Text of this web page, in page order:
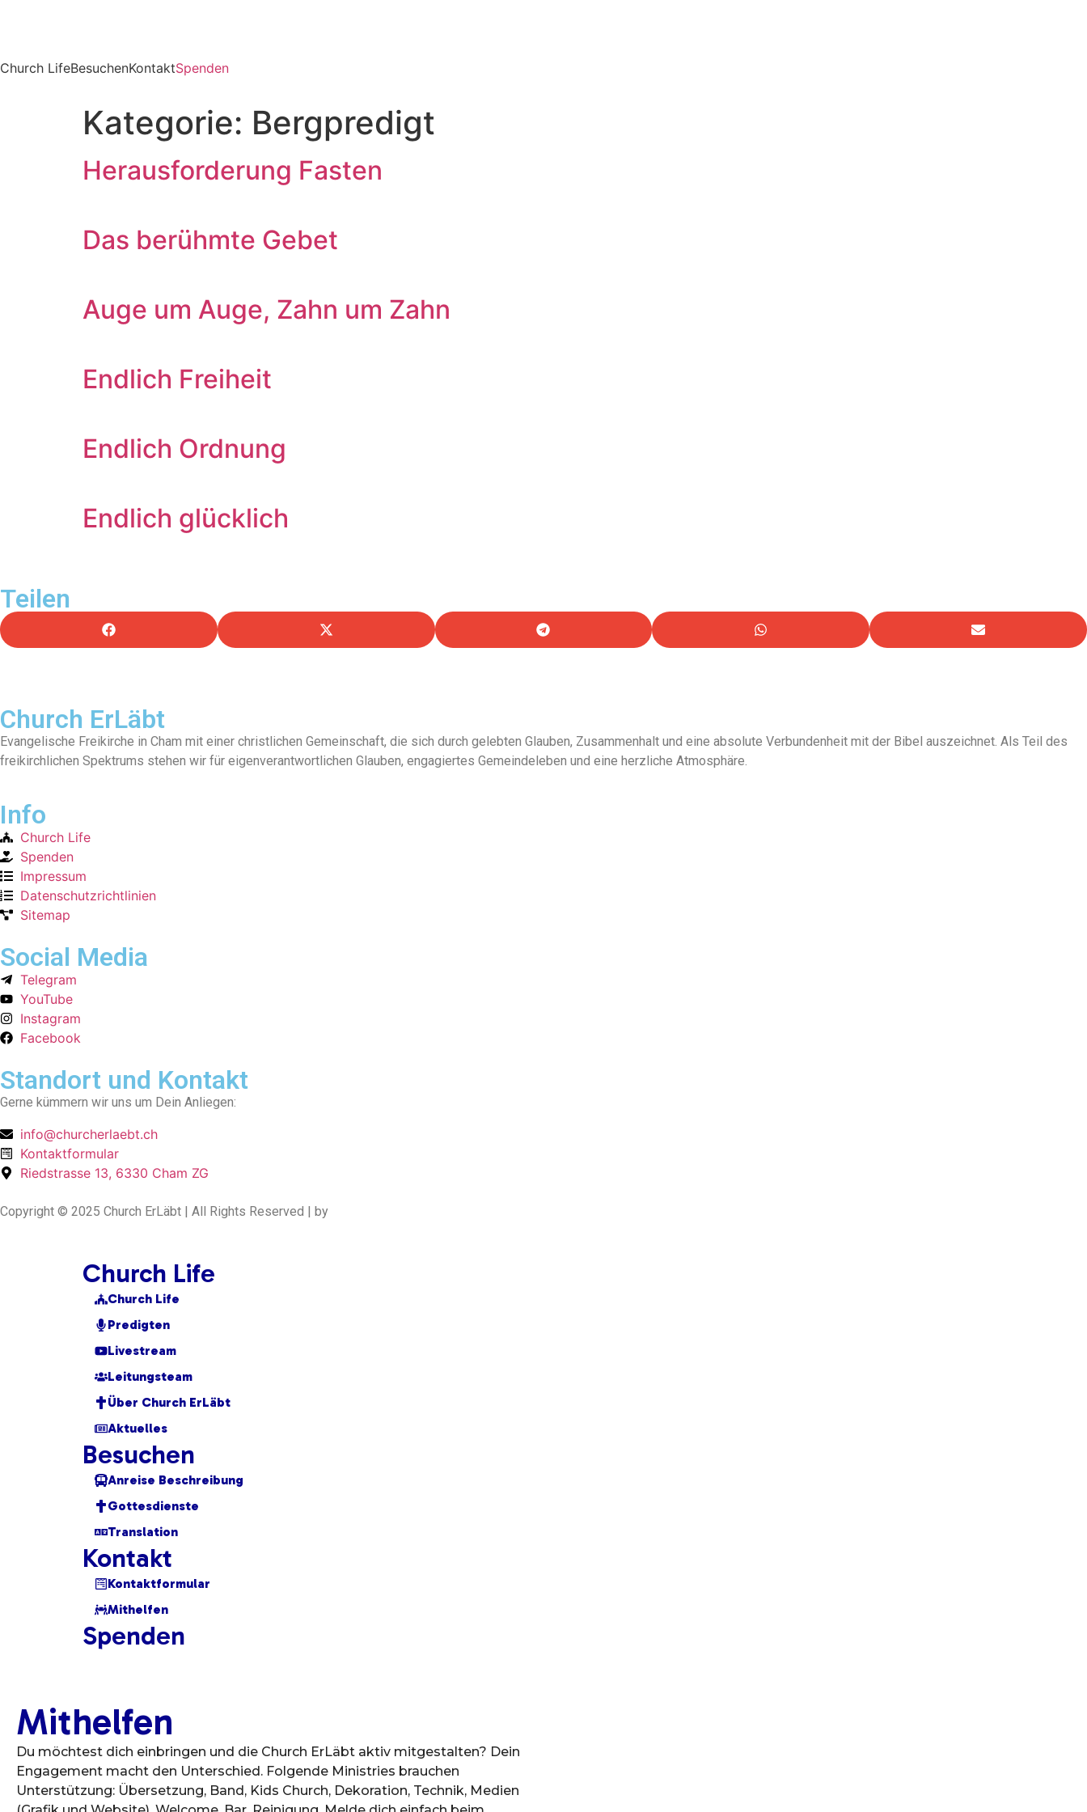
Church LifeBesuchenKontaktSpenden
Kategorie: Bergpredigt
Herausforderung Fasten
Das berühmte Gebet
Auge um Auge, Zahn um Zahn
Endlich Freiheit
Endlich Ordnung
Endlich glücklich
Teilen
Church ErLäbt
Evangelische Freikirche in Cham mit einer christlichen Gemeinschaft, die sich durch gelebten Glauben, Zusammenhalt und eine absolute Verbundenheit mit der Bibel auszeichnet. Als Teil des
freikirchlichen Spektrums stehen wir für eigenverantwortlichen Glauben, engagiertes Gemeindeleben und eine herzliche Atmosphäre.
Info
Church Life
Spenden
Impressum
Datenschutzrichtlinien
Sitemap
Social Media
Telegram
YouTube
Instagram
Facebook
Standort und Kontakt
Gerne kümmern wir uns um Dein Anliegen:
info@churcherlaebt.ch
Kontaktformular
Riedstrasse 13, 6330 Cham ZG
Copyright © 2025 Church ErLäbt | All Rights Reserved | by
Church Life
Church Life
Predigten
Livestream
Leitungsteam
Über Church ErLäbt
Aktuelles
Besuchen
Anreise Beschreibung
Gottesdienste
Translation
Kontakt
Kontaktformular
Mithelfen
Spenden
Mithelfen
Du möchtest dich einbringen und die Church ErLäbt aktiv mitgestalten? Dein
Engagement macht den Unterschied. Folgende Ministries brauchen
Unterstützung: Übersetzung, Band, Kids Church, Dekoration, Technik, Medien